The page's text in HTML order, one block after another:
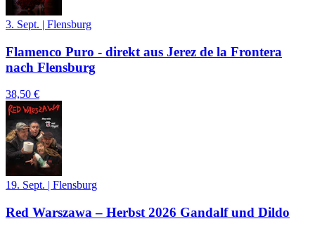
3. Sept. | Flensburg
Flamenco Puro - direkt aus Jerez de la Frontera
nach Flensburg
38,50 €
19. Sept. | Flensburg
Red Warszawa – Herbst 2026 Gandalf und Dildo